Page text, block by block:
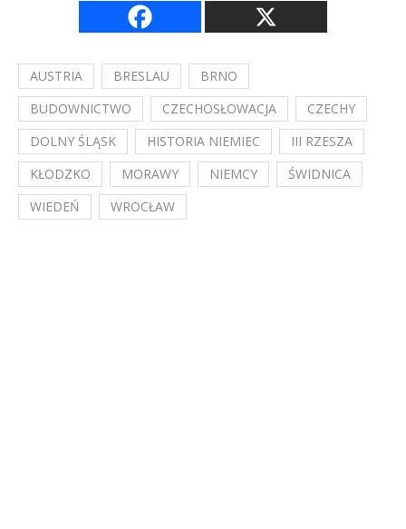
AUSTRIA BRESLAU
BRNO
BUDOWNICTWO
CZECHOSŁOWACJA
CZECHY
DOLNY ŚLĄSK
HISTORIA NIEMIEC
III RZESZA
KŁODZKO
MORAWY NIEMCY
ŚWIDNICA
WIEDEŃ
WROCŁAW